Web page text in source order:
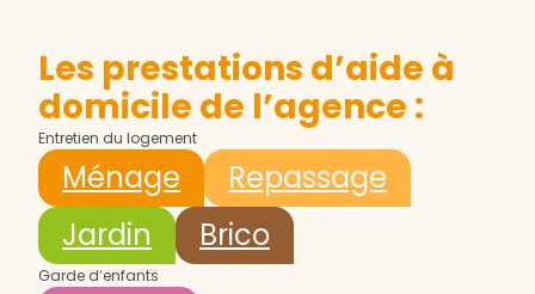
Les prestations d’aide à
domicile de l’agence :
Entretien du logement
Ménage
Repassage
Jardin
Brico
Garde d’enfants